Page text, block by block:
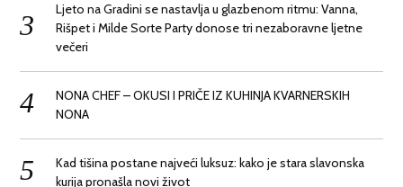
Ljeto na Gradini se nastavlja u glazbenom ritmu: Vanna,
Rišpet i Milde Sorte Party donose tri nezaboravne ljetne
večeri
NONA CHEF – OKUSI I PRIČE IZ KUHINJA KVARNERSKIH
NONA
Kad tišina postane najveći luksuz: kako je stara slavonska
kurija pronašla novi život